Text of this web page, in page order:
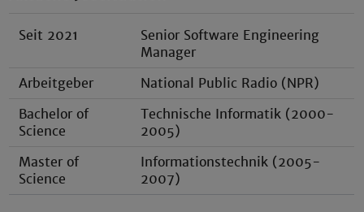
Seit 2021
Senior Software Engineering
Manager
Arbeitgeber
National Public Radio (NPR)
Bachelor of
Science
Technische Informatik (2000-
2005)
Master of
Science
Informationstechnik (2005-
2007)